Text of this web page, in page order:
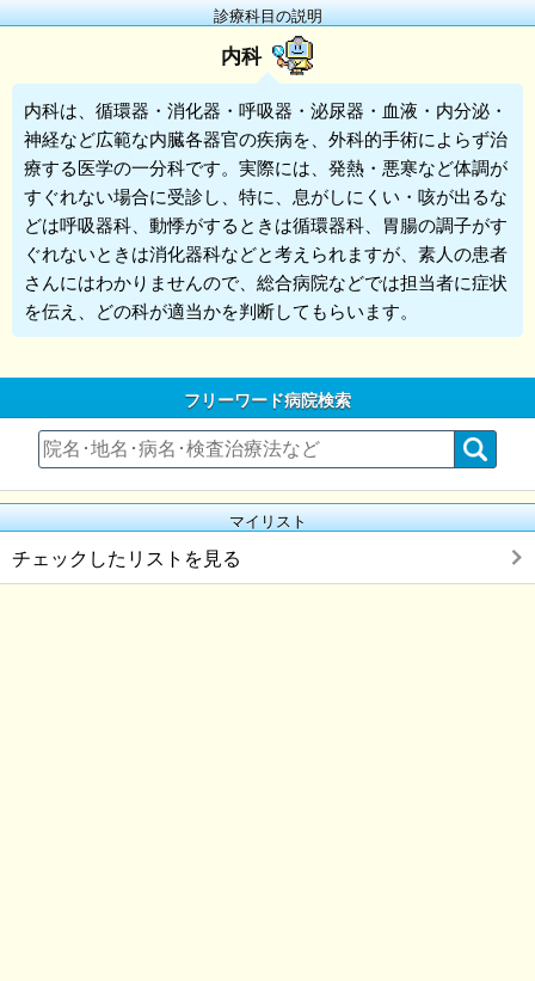
診療科目の説明
内科
内科は、循環器・消化器・呼吸器・泌尿器・血液・内分泌・
神経など広範な内臓各器官の疾病を、外科的手術によらず治
療する医学の一分科です。実際には、発熱・悪寒など体調が
すぐれない場合に受診し、特に、息がしにくい・咳が出るな
どは呼吸器科、動悸がするときは循環器科、胃腸の調子がす
ぐれないときは消化器科などと考えられますが、素人の患者
さんにはわかりませんので、総合病院などでは担当者に症状
を伝え、どの科が適当かを判断してもらいます。
フリーワード病院検索
マイリスト
チェックしたリストを見る